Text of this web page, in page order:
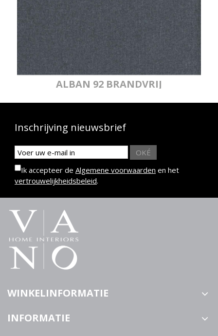
ALBAN 92 BRANDVRIJ
Inschrijving nieuwsbrief
OKÉ
Ik accepteer de Algemene voorwaarden en het
vertrouwelijkheidsbeleid.
WINKELINFORMATIE
INFORMATIE